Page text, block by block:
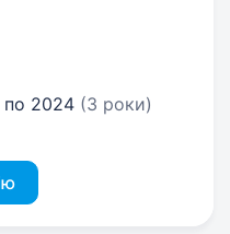
по 2024 (3 роки)